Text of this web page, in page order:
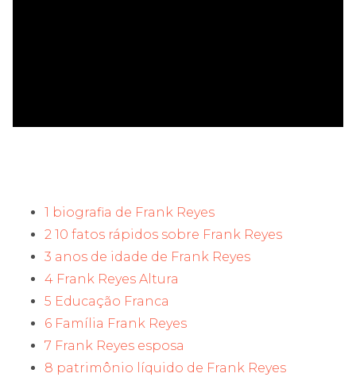
1 biografia de Frank Reyes
2 10 fatos rápidos sobre Frank Reyes
3 anos de idade de Frank Reyes
4 Frank Reyes Altura
5 Educação Franca
6 Família Frank Reyes
7 Frank Reyes esposa
8 patrimônio líquido de Frank Reyes